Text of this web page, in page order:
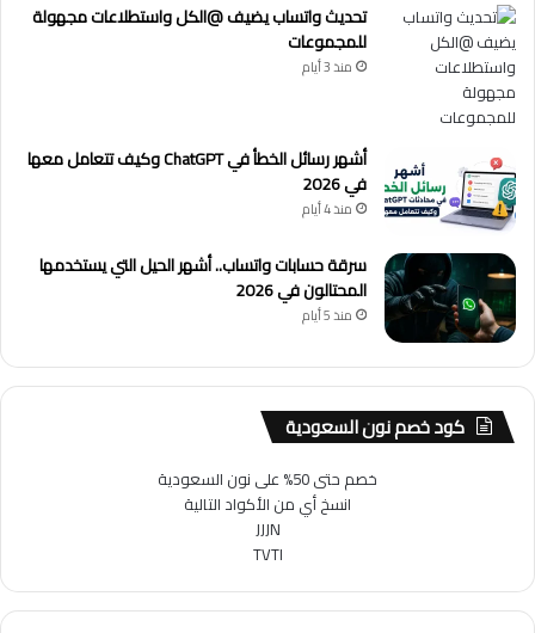
تحديث واتساب يضيف @الكل واستطلاعات مجهولة
للمجموعات
منذ 3 أيام
أشهر رسائل الخطأ في ChatGPT وكيف تتعامل معها
في 2026
منذ 4 أيام
سرقة حسابات واتساب.. أشهر الحيل التي يستخدمها
المحتالون في 2026
منذ 5 أيام
كود خصم نون السعودية
خصم حتى 50% على نون السعودية
انسخ أي من الأكواد التالية
JJJN
TVTI